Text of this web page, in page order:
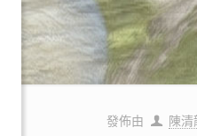
發佈由 陳